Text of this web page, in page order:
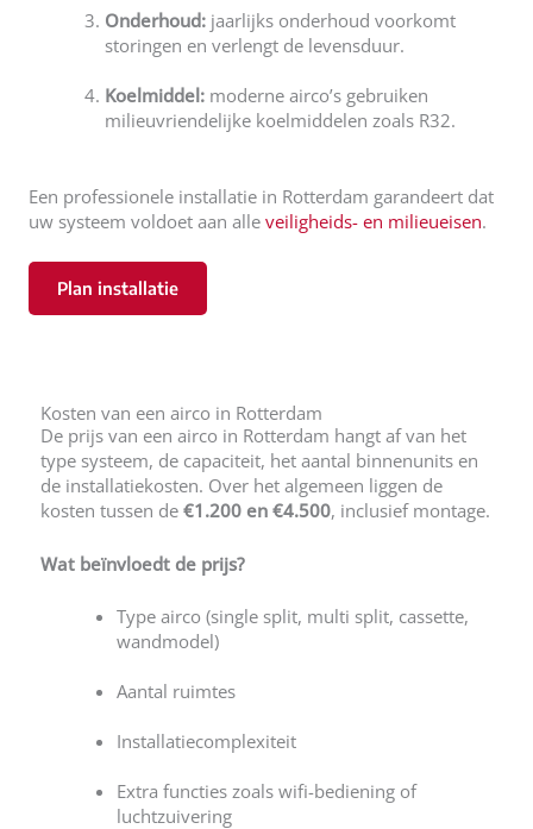
Onderhoud:jaarlijks onderhoud voorkomt
storingen en verlengt de levensduur.
Koelmiddel:moderne airco’s gebruiken
milieuvriendelijke koelmiddelen zoals R32.
Een professionele installatie in Rotterdam garandeert dat
uw systeem voldoet aan alle veiligheids- en milieueisen.
Plan installatie
Kosten van een airco in Rotterdam
De prijs van een airco in Rotterdam hangt af van het
type systeem, de capaciteit, het aantal binnenunits en
de installatiekosten. Over het algemeen liggen de
kosten tussen de €1.200 en €4.500, inclusief montage.
Wat beïnvloedt de prijs?
Type airco (single split, multi split, cassette,
wandmodel)
Aantal ruimtes
Installatiecomplexiteit
Extra functies zoals wifi-bediening of
luchtzuivering